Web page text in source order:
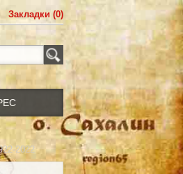
Закладки (0)
2022